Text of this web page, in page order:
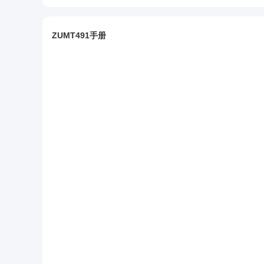
ZUMT491手册